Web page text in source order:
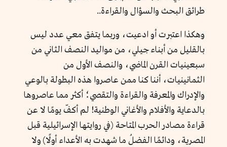
طرائق البحث والسؤال والقراءة..
وهكذا اعتبرت أو ادعيت، وربما يتفق معي عدد ليس
بالقليل من أبناء جيلي، من مواليد النصف الثاني من
سبعينيات القرن الماضي، والنصف الأول من
الثمانينيات، أننا كنا ممن عاصروا هذه البطولة بالوعي
والإدراك والمعرفة والقراءة والتقصي؛ أكثر مما عاصروها
بالدعاية والأفلام والأغاني الوطنية! لم أكفّ يومًا لا عن
قراءة مصادر الحرب المتاحة (في روايتها الإسرائيلية قبل
المصرية، ودائمًا الفضلُ ما شهدت به الأعداء أولًا) ولا